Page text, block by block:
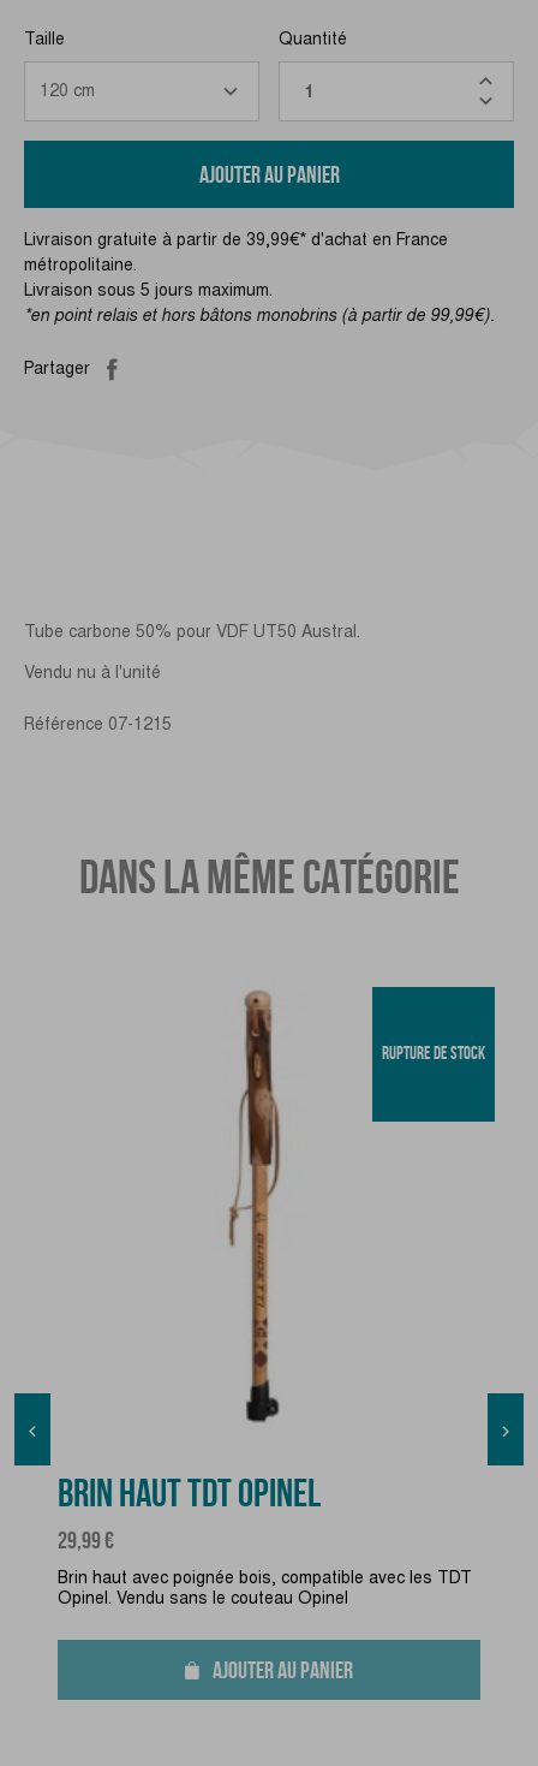
Taille Quantité
AJOUTER AU PANIER
Livraison gratuite à partir de 39,99€* d'achat en France
métropolitaine.
Livraison sous 5 jours maximum.
*en point relais et hors bâtons monobrins (à partir de 99,99€).
Partager
Tube carbone 50% pour VDF UT50 Austral.
Vendu nu à l'unité
Référence 07-1215
DANS LA MÊME CATÉGORIE

BRIN HAUT TDT OPINEL
Prix
29,99 €
Brin haut avec poignée bois, compatible avec les TDT
Opinel. Vendu sans le couteau Opinel
AJOUTER AU PANIER
RUPTURE DE STOCK
